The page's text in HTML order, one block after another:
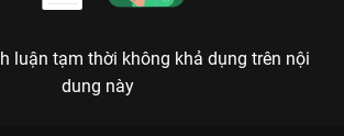
luận tạm thời không khả dụng trên nội
dung này